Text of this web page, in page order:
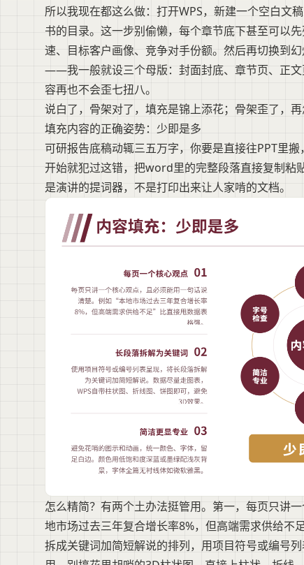
所以我现在都这么做：打开WPS，新建一个空白文
书的目录。这一步别偷懒，每个章节底下甚至可以
速、目标客户画像、竞争对手份额。然后再切换到
——我一般就设三个母版：封面封底、章节页、正
容再也不会歪七扭八。
说白了，骨架对了，填充是锦上添花；骨架歪了，再
填充内容的正确姿势：少即是多
可研报告底稿动辄三五万字，你要是直接往PPT里
开始就犯过这错，把word里的完整段落直接复制粘
是演讲的提词器，不是打印出来让人家啃的文档。
怎么精简？有两个土办法挺管用。第一，每页只讲
地市场过去三年复合增长率8%，但高端需求供给
拆成关键词加简短解说的排列，用项目符号或编号